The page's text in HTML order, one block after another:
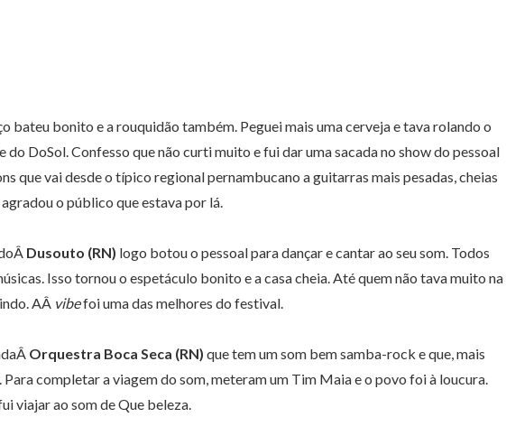
bateu bonito e a rouquidão também. Peguei mais uma cerveja e tava rolando o
DoSol. Confesso que não curti muito e fui dar uma sacada no show do pessoal
que vai desde o típico regional pernambucano a guitarras mais pesadas, cheias
o público que estava por lá.
Dusouto (RN) logo botou o pessoal para dançar e cantar ao seu som. Todos
Isso tornou o espetáculo bonito e a casa cheia. Até quem não tava muito na
AÂ vibefoi uma das melhores do festival.
Orquestra Boca Seca (RN) que tem um som bem samba-rock e que, mais
completar a viagem do som, meteram um Tim Maia e o povo foi à loucura.
viajar ao som de Que beleza.